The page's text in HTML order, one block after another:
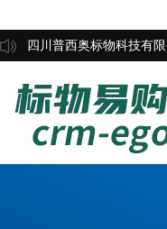
四川普西奥标物科技有限